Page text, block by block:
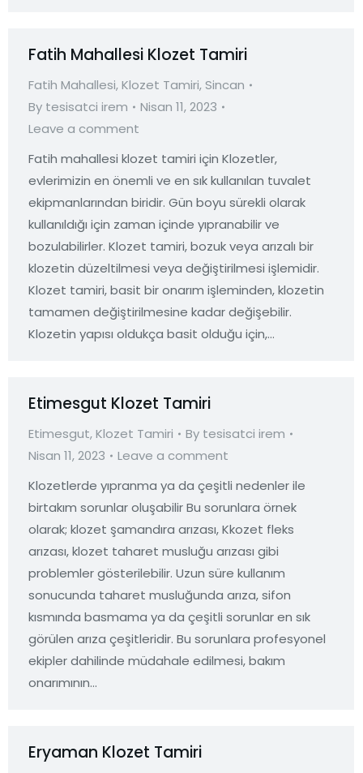
Fatih Mahallesi Klozet Tamiri
Fatih Mahallesi,Klozet Tamiri,Sincan
By tesisatci irem
Nisan 11, 2023
Leave a comment
Fatih mahallesi klozet tamiri için Klozetler,
evlerimizin en önemli ve en sık kullanılan tuvalet
ekipmanlarından biridir. Gün boyu sürekli olarak
kullanıldığı için zaman içinde yıpranabilir ve
bozulabilirler. Klozet tamiri, bozuk veya arızalı bir
klozetin düzeltilmesi veya değiştirilmesi işlemidir.
Klozet tamiri, basit bir onarım işleminden, klozetin
tamamen değiştirilmesine kadar değişebilir.
Klozetin yapısı oldukça basit olduğu için,…
Etimesgut Klozet Tamiri
Etimesgut,Klozet Tamiri By tesisatci irem
Nisan 11, 2023
Leave a comment
Klozetlerde yıpranma ya da çeşitli nedenler ile
birtakım sorunlar oluşabilir Bu sorunlara örnek
olarak; klozet şamandıra arızası, Kkozet fleks
arızası, klozet taharet musluğu arızası gibi
problemler gösterilebilir. Uzun süre kullanım
sonucunda taharet musluğunda arıza, sifon
kısmında basmama ya da çeşitli sorunlar en sık
görülen arıza çeşitleridir. Bu sorunlara profesyonel
ekipler dahilinde müdahale edilmesi, bakım
onarımının…
Eryaman Klozet Tamiri